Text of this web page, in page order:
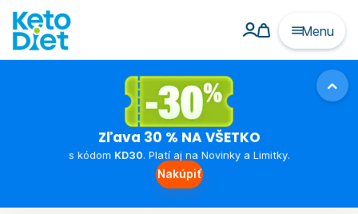
Menu
Zľava 30 % NA VŠETKO
s kódom KD30. Platí aj na Novinky a Limitky.
Nakúpiť